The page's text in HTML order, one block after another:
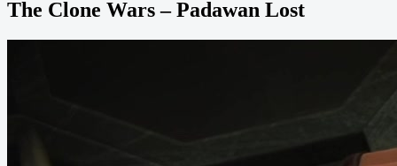
The Clone Wars – Padawan Lost